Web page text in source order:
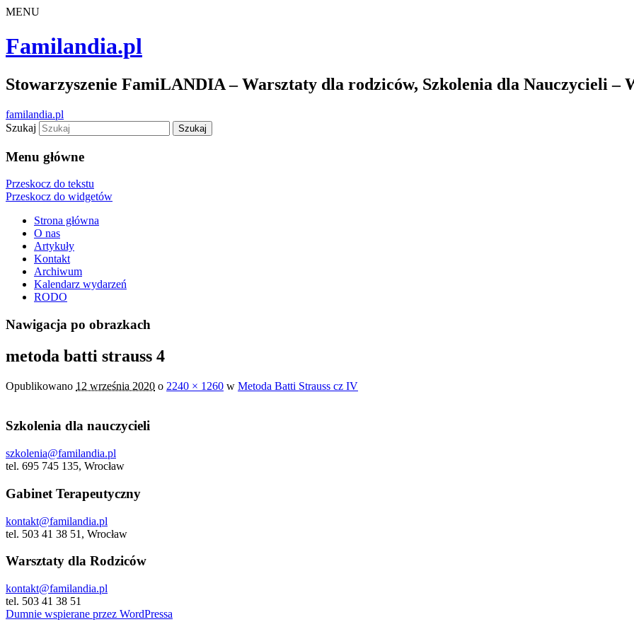
MENU
Familandia.pl
Stowarzyszenie FamiLANDIA – Warsztaty dla rodziców, Szkolenia dla Nauczycieli –
familandia.pl
Szukaj
Menu główne
Przeskocz do tekstu
Przeskocz do widgetów
Strona główna
O nas
Artykuły
Kontakt
Archiwum
Kalendarz wydarzeń
RODO
Nawigacja po obrazkach
metoda batti strauss 4
Opublikowano 12 września 2020 o 2240 × 1260 w Metoda Batti Strauss cz IV
Szkolenia dla nauczycieli
szkolenia@familandia.pl
tel. 695 745 135, Wrocław
Gabinet Terapeutyczny
kontakt@familandia.pl
tel. 503 41 38 51, Wrocław
Warsztaty dla Rodziców
kontakt@familandia.pl
tel. 503 41 38 51
Dumnie wspierane przez WordPressa